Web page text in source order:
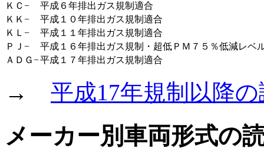
ＫＣ−
平成６年排出ガス規制適合
ＫＫ−
平成１０年排出ガス規制適合
ＫＬ−
平成１１年排出ガス規制適合
ＰＪ−
平成１６年排出ガス規制・超低ＰＭ７５％低減レベ
ＡＤＧ−平成１７年排出ガス規制適合
→ 平成17年規制以降
メーカー別車両形式の